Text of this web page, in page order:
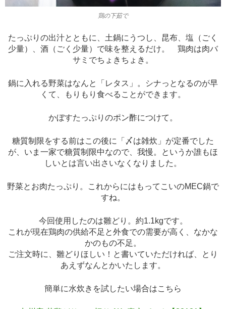
鶏の下茹で
たっぷりの出汁とともに、土鍋にうつし、昆布、塩（ごく
少量）、酒（ごく少量）で味を整えるだけ。 鶏肉は肉バ
サミでちょきちょき。
鍋に入れる野菜はなんと「レタス」。シナっとなるのが早
くて、もりもり食べることができます。
かぼすたっぷりのポン酢につけて。
糖質制限をする前はこの後に「〆は雑炊」が定番でした
が、いま一家で糖質制限中なので、我慢。というか誰もほ
しいとは言い出さいなくなりました。
野菜とお肉たっぷり。これからにはもってこいのMEC鍋で
すね。
今回使用したのは雛どり。約1.1kgです。
これが現在鶏肉の供給不足と外食での需要が高く、なかな
かのもの不足。
ご注文時に、雛どりほしい！と書いていただければ、とり
あえずなんとかいたします。
簡単に水炊きを試したい場合はこちら